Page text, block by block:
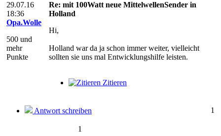
29.07.16
18:36
Opa.Wolle
500 und
mehr
Punkte
Re: mit 100Watt neue MittelwellenSender in
Holland
Hi,
Holland war da ja schon immer weiter, vielleicht
sollten sie uns mal Entwicklungshilfe leisten.
Zitieren
Antwort schreiben 1
1